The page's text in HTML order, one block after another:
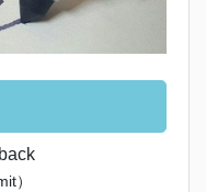
back
）